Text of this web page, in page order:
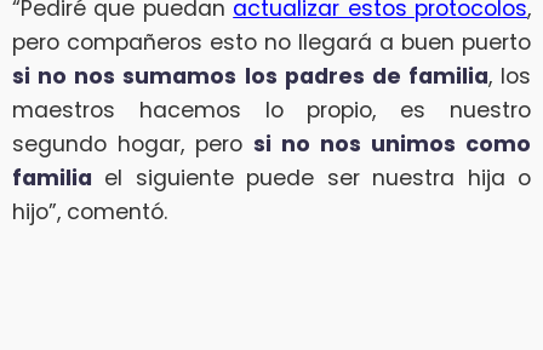
“Pediré que puedan actualizar estos protocolos,
pero compañeros esto no llegará a buen puerto
si no nos sumamos los padres de familia, los
maestros hacemos lo propio, es nuestro
segundo hogar, pero si no nos unimos como
familia el siguiente puede ser nuestra hija o
hijo”, comentó.